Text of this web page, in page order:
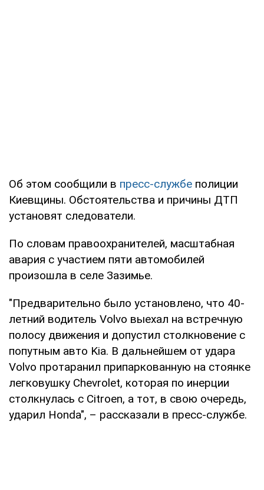
Об этом сообщили в пресс-службе полиции
Киевщины. Обстоятельства и причины ДТП
установят следователи.
По словам правоохранителей, масштабная
авария с участием пяти автомобилей
произошла в селе Зазимье.
"Предварительно было установлено, что 40-
летний водитель Volvo выехал на встречную
полосу движения и допустил столкновение с
попутным авто Kia. В дальнейшем от удара
Volvo протаранил припаркованную на стоянке
легковушку Chevrolet, которая по инерции
столкнулась с Citroen, а тот, в свою очередь,
ударил Honda", – рассказали в пресс-службе.